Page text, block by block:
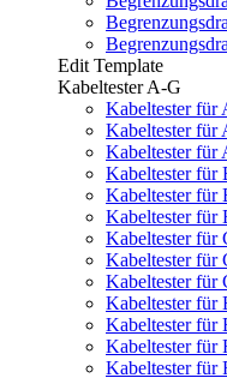
Edit Template
Kabeltester A-G
Kabeltester für
Kabeltester für
Kabeltester für
Kabeltester für
Kabeltester für
Kabeltester für
Kabeltester für
Kabeltester für
Kabeltester für
Kabeltester für
Kabeltester für
Kabeltester für
Kabeltester für